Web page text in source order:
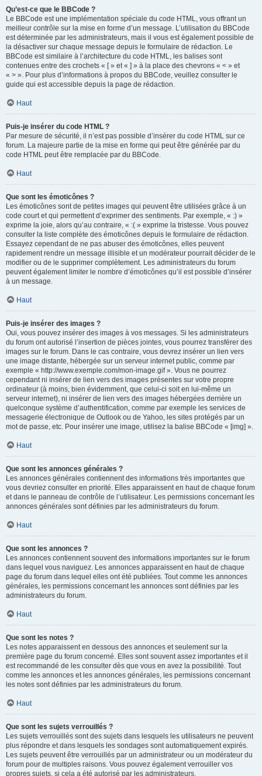
Qu’est-ce que le BBCode ?
Le BBCode est une implémentation spéciale du code HTML, vous offrant un
meilleur contrôle sur la mise en forme d’un message. L’utilisation du BBCode
est déterminée par les administrateurs, mais il vous est également possible de
la désactiver sur chaque message depuis le formulaire de rédaction. Le
BBCode est similaire à l’architecture du code HTML, les balises sont
contenues entre des crochets « [ » et « ] » à la place des chevrons « < » et
« > ». Pour plus d’informations à propos du BBCode, veuillez consulter le
guide qui est accessible depuis la page de rédaction.
Haut
Puis-je insérer du code HTML ?
Par mesure de sécurité, il n’est pas possible d’insérer du code HTML sur ce
forum. La majeure partie de la mise en forme qui peut être générée par du
code HTML peut être remplacée par du BBCode.
Haut
Que sont les émoticônes ?
Les émoticônes sont de petites images qui peuvent être utilisées grâce à un
code court et qui permettent d’exprimer des sentiments. Par exemple, « :) »
exprime la joie, alors qu’au contraire, « :( » exprime la tristesse. Vous pouvez
consulter la liste complète des émoticônes depuis le formulaire de rédaction.
Essayez cependant de ne pas abuser des émoticônes, elles peuvent
rapidement rendre un message illisible et un modérateur pourrait décider de le
modifier ou de le supprimer complètement. Les administrateurs du forum
peuvent également limiter le nombre d’émoticônes qu’il est possible d’insérer
à un message.
Haut
Puis-je insérer des images ?
Oui, vous pouvez insérer des images à vos messages. Si les administrateurs
du forum ont autorisé l’insertion de pièces jointes, vous pourrez transférer des
images sur le forum. Dans le cas contraire, vous devrez insérer un lien vers
une image distante, hébergée sur un serveur internet public, comme par
exemple « http://www.exemple.com/mon-image.gif ». Vous ne pourrez
cependant ni insérer de lien vers des images présentes sur votre propre
ordinateur (à moins, bien évidemment, que celui-ci soit en lui-même un
serveur internet), ni insérer de lien vers des images hébergées derrière un
quelconque système d’authentification, comme par exemple les services de
messagerie électronique de Outlook ou de Yahoo, les sites protégés par un
mot de passe, etc. Pour insérer une image, utilisez la balise BBCode « [img] ».
Haut
Que sont les annonces générales ?
Les annonces générales contiennent des informations très importantes que
vous devriez consulter en priorité. Elles apparaissent en haut de chaque forum
et dans le panneau de contrôle de l’utilisateur. Les permissions concernant les
annonces générales sont définies par les administrateurs du forum.
Haut
Que sont les annonces ?
Les annonces contiennent souvent des informations importantes sur le forum
dans lequel vous naviguez. Les annonces apparaissent en haut de chaque
page du forum dans lequel elles ont été publiées. Tout comme les annonces
générales, les permissions concernant les annonces sont définies par les
administrateurs du forum.
Haut
Que sont les notes ?
Les notes apparaissent en dessous des annonces et seulement sur la
première page du forum concerné. Elles sont souvent assez importantes et il
est recommandé de les consulter dès que vous en avez la possibilité. Tout
comme les annonces et les annonces générales, les permissions concernant
les notes sont définies par les administrateurs du forum.
Haut
Que sont les sujets verrouillés ?
Les sujets verrouillés sont des sujets dans lesquels les utilisateurs ne peuvent
plus répondre et dans lesquels les sondages sont automatiquement expirés.
Les sujets peuvent être verrouillés par un administrateur ou un modérateur du
forum pour de multiples raisons. Vous pouvez également verrouiller vos
propres sujets, si cela a été autorisé par les administrateurs.